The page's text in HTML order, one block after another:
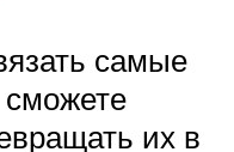
самые
их в